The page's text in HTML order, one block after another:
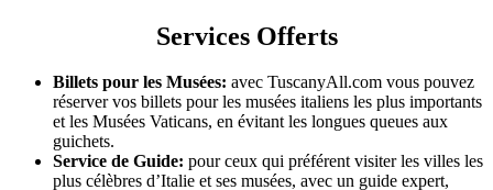
Services Offerts
Billets pour les Musées: avec TuscanyAll.com vous pouvez
réserver vos billets pour les musées italiens les plus importants
et les Musées Vaticans, en évitant les longues queues aux
guichets.
Service de Guide: pour ceux qui préférent visiter les villes les
plus célèbres d’Italie et ses musées, avec un guide expert,